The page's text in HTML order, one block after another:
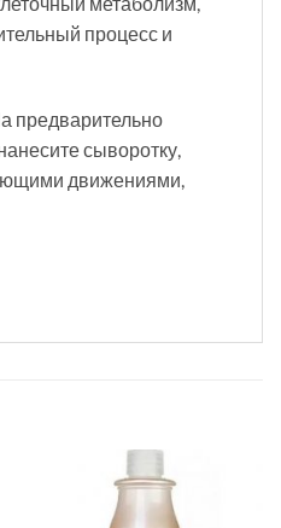
процесс и
предварительно
сыворотку,
движениями,